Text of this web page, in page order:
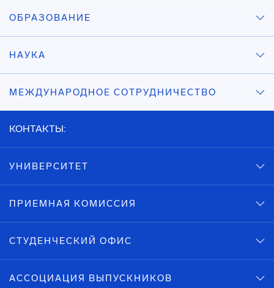
ОБРАЗОВАНИЕ
НАУКА
МЕЖДУНАРОДНОЕ СОТРУДНИЧЕСТВО
КОНТАКТЫ:
УНИВЕРСИТЕТ
ПРИЕМНАЯ КОМИССИЯ
СТУДЕНЧЕСКИЙ ОФИС
АССОЦИАЦИЯ ВЫПУСКНИКОВ